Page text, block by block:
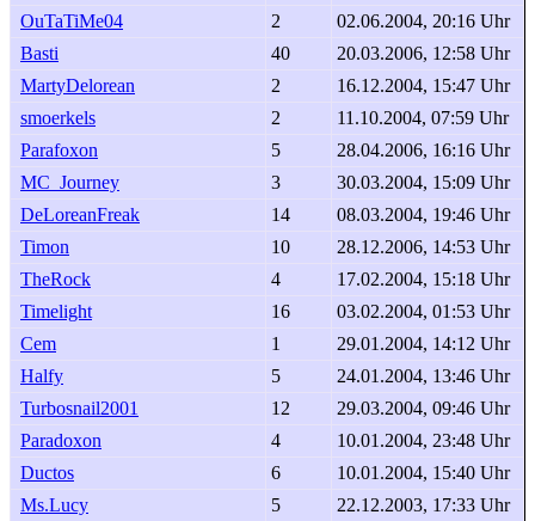
OuTaTiMe04
2
02.06.2004, 20:16 Uhr
Basti
40
20.03.2006, 12:58 Uhr
MartyDelorean
2
16.12.2004, 15:47 Uhr
smoerkels
2
11.10.2004, 07:59 Uhr
Parafoxon
5
28.04.2006, 16:16 Uhr
MC_Journey
3
30.03.2004, 15:09 Uhr
DeLoreanFreak
14
08.03.2004, 19:46 Uhr
Timon
10
28.12.2006, 14:53 Uhr
TheRock
4
17.02.2004, 15:18 Uhr
Timelight
16
03.02.2004, 01:53 Uhr
Cem
1
29.01.2004, 14:12 Uhr
Halfy
5
24.01.2004, 13:46 Uhr
Turbosnail2001
12
29.03.2004, 09:46 Uhr
Paradoxon
4
10.01.2004, 23:48 Uhr
Ductos
6
10.01.2004, 15:40 Uhr
Ms.Lucy
5
22.12.2003, 17:33 Uhr